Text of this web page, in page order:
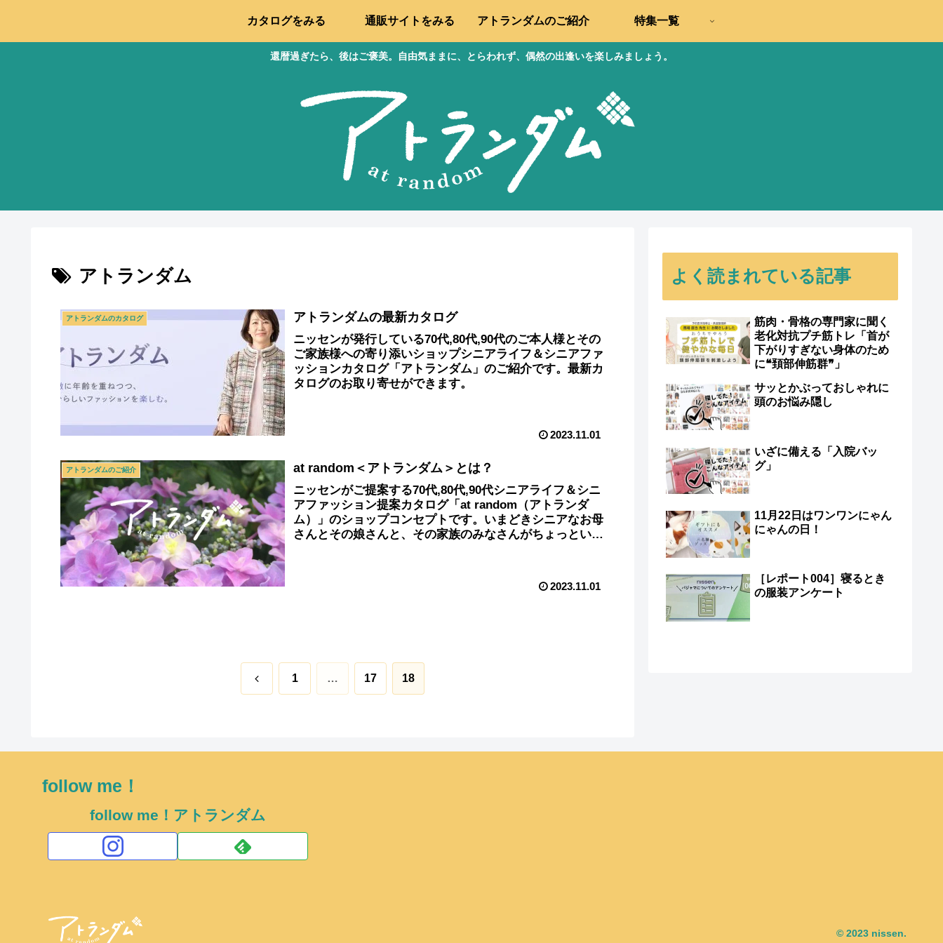
還暦過ぎたら、後はご褒美。自由気ままに、とらわれず、偶然の出逢いを楽しみましょう。
カタログをみる 通販サイトをみる アトランダムのご紹介 特集一覧
アトランダム
アトランダムのカタログ アトランダムの最新カタログ
ニッセンが発行している70代,80代,90代のご本人様とその
ご家族様への寄り添いショップシニアライフ＆シニアファ
ッションカタログ「アトランダム」のご紹介です。最新カ
タログのお取り寄せができます。
2023.11.01
アトランダムのご紹介 at random＜アトランダム＞とは？
ニッセンがご提案する70代,80代,90代シニアライフ＆シニ
アファッション提案カタログ「at random（アトランダ
ム）」のショップコンセプトです。いまどきシニアなお母
さんとその娘さんと、その家族のみなさんがちょっといい
2023.11.01
前 1 … 17 18
よく読まれている記事
筋肉・骨格の専門家に聞く
老化対抗プチ筋トレ「首が
下がりすぎない身体のため
に❝頚部伸筋群❞」
サッとかぶっておしゃれに
頭のお悩み隠し
いざに備える「入院バッ
グ」
11月22日はワンワンにゃん
にゃんの日！
［レポート004］寝るとき
の服装アンケート
follow me！
follow me！アトランダム
© 2023 nissen.